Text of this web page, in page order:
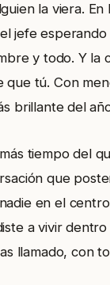
la viera. En
jefe esperando
y todo. Y la
que tú. Con
brillante del
tiempo del
que
en el
a vivir
llamado, con